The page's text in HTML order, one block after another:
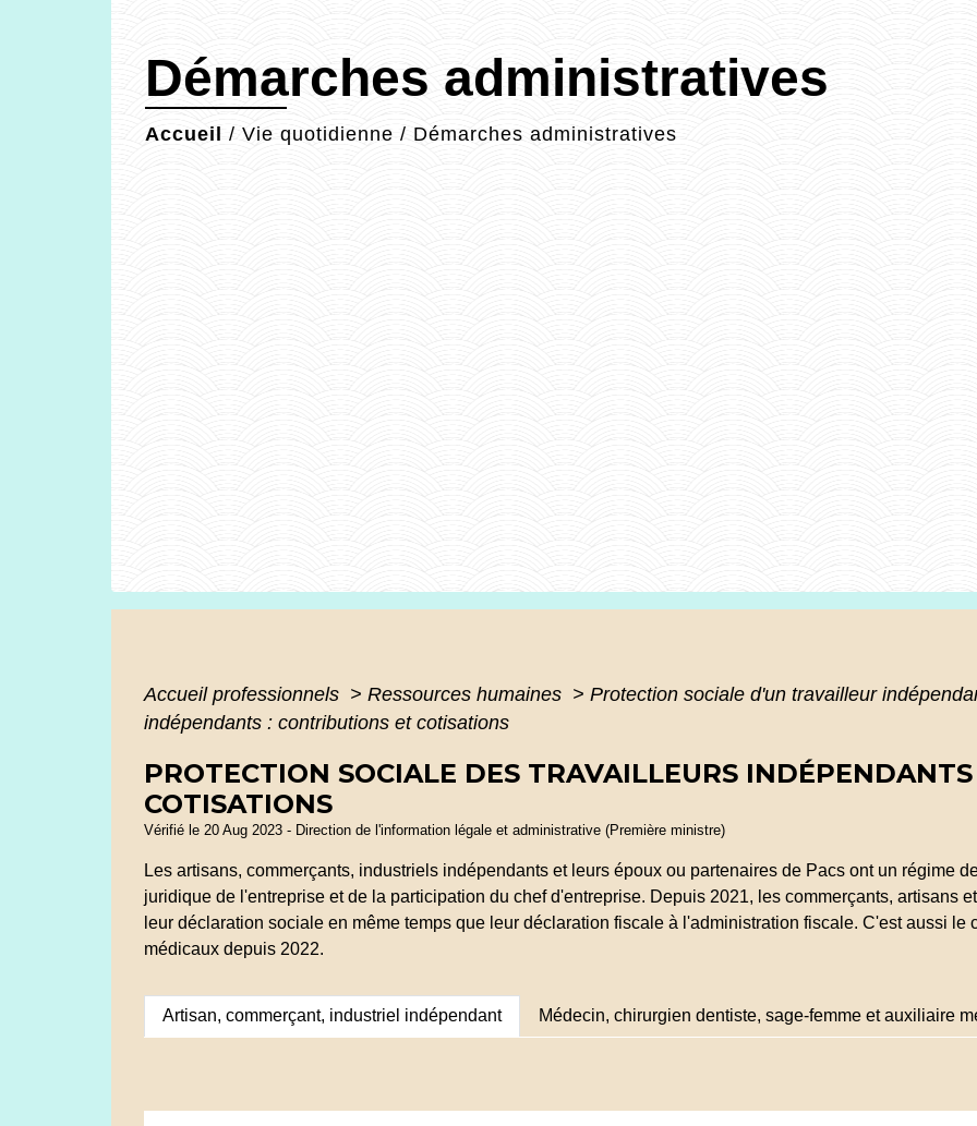
Démarches administratives
Accueil / Vie quotidienne / Démarches administratives
Accueil professionnels > Ressources humaines > Protection sociale d'un travailleur
indépendants : contributions et cotisations
PROTECTION SOCIALE DES TRAVAILLEURS
COTISATIONS
Vérifié le 20 Aug 2023 - Direction de l'information légale et administrative (Première ministre)
Les artisans, commerçants, industriels indépendants et leurs époux ou partenaires de Pacs ont un régime
juridique de l'entreprise et de la participation du chef d'entreprise. Depuis 2021, les commerçants, artisans
leur déclaration sociale en même temps que leur déclaration fiscale à l'administration fiscale. C'est aussi
médicaux depuis 2022.
Artisan, commerçant, industriel indépendant Médecin, chirurgien dentiste, sage-femme et auxiliaire